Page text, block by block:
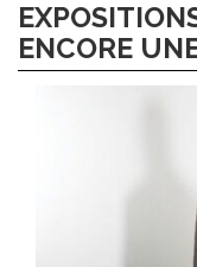
ENCORE